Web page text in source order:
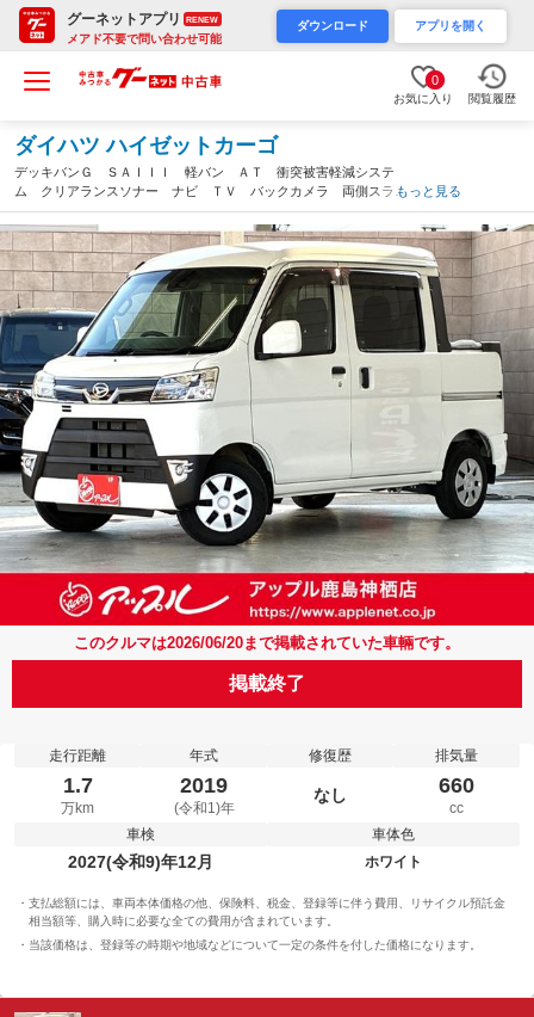
グーネットアプリ RENEW
メアド不要で問い合わせ可能
ダウンロード アプリを開く
0
お気に入り 閲覧履歴
ダイハツ ハイゼットカーゴ
デッキバンＧ ＳＡＩＩＩ 軽バン ＡＴ 衝突被害軽減システ
ム クリアランスソナー ナビ ＴＶ バックカメラ 両側スライ
ド アイドリングストップ 電動格納ミラー オートマチックハイ
ビーム ＡＢＳ ＥＳＣ エアコン スペアキー有（茨城県）
もっと見る
このクルマは2026/06/20まで掲載されていた車輛です。
掲載終了
走行距離
1.7
万km
年式
2019
(令和1)年
修復歴
なし
排気量
660
cc
車検
2027(令和9)年12月
車体色
ホワイト
支払総額には、車両本体価格の他、保険料、税金、登録等に伴う費用、リサイクル預託金
相当額等、購入時に必要な全ての費用が含まれています。
当該価格は、登録等の時期や地域などについて一定の条件を付した価格になります。